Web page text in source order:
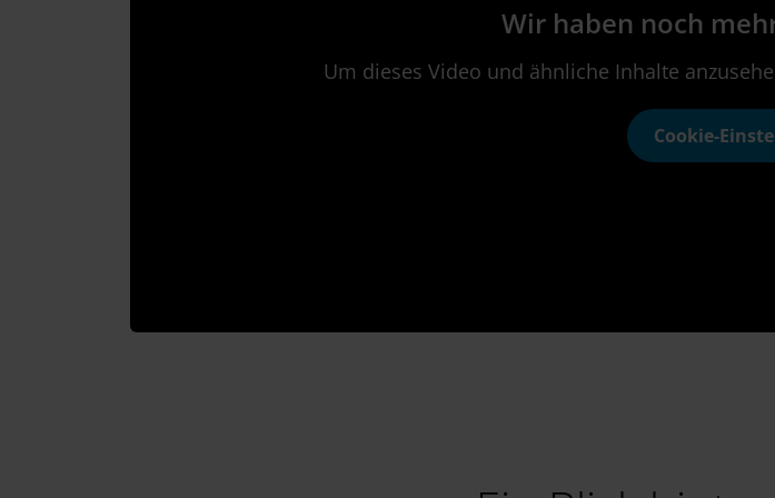
Wir haben noch
Um dieses Video und ähnliche Inhalte
Cookie-